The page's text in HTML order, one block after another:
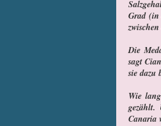
Grad (in
Die
sagt
sie dazu
Wie
Canaria